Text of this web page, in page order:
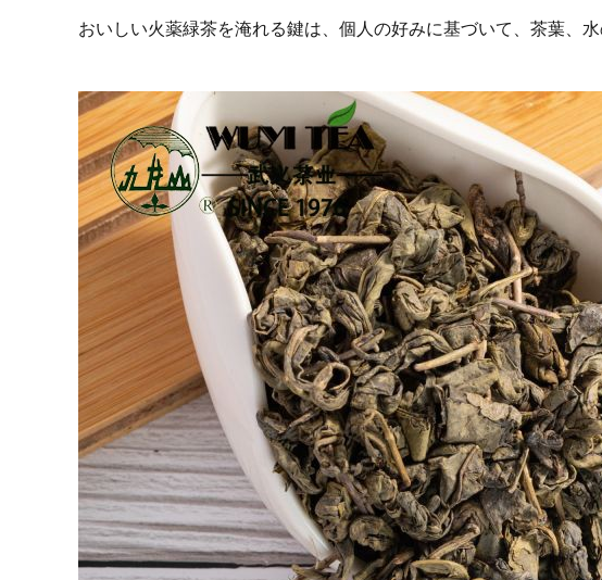
おいしい火薬緑茶を淹れる鍵は、個人の好みに基づいて、茶葉、